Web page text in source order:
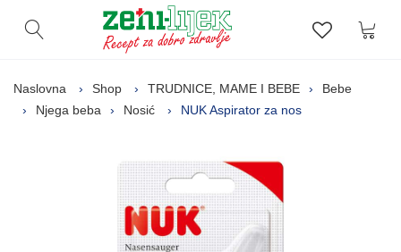
Otvori pretragu Lista
Naslovna Shop TRUDNICE, MAME I BEBE
Bebe
Njega beba
Nosić NUK Aspirator za nos